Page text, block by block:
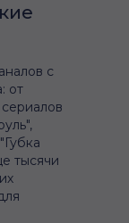
с
от
тысячи